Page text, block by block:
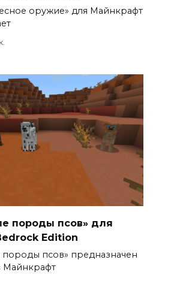
оружие» для Майнкрафт
породы псов» для
Edition
псов» предназначен
Майнкрафт